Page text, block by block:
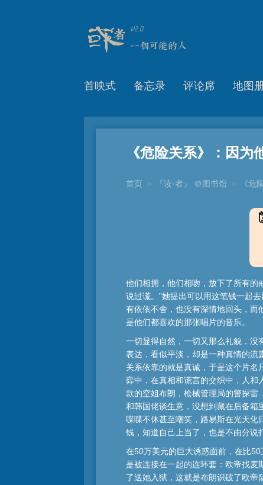
首映式 备忘录 评论席 地图
《危险关系》：因为
首页 > 『读·者』 ＠图书馆 > 《危
他们相拥，他们相吻，放下了所有的
说过谎。”她提出可以用这笔钱一起
有依依不舍，也没有深情地回头，而
是他们都喜欢的那张唱片的音乐。
一切显得自然，一切又那么礼貌，没
表达，看似平淡，却是一种真情的
关系依靠的就是真诚，于是这个片名
弈中，在真相和谎言的交织中，人和
款的空姐布朗，枪械管理局的警探
和韩国佬谈生意，没想到藏在后备箱
喋喋不休甚至嘲笑，路易斯在光天化
钱，知道自己上当了，也是不由分说
在50万美元的巨大诱惑面前，在比
是被连接在一起的连环套：欧帝找麦
了送她入狱，这就是布朗识破了欧